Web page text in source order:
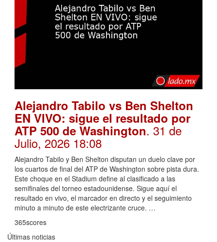
Alejandro Tabilo vs Ben Shelton
EN VIVO: sigue el resultado por
ATP 500 de Washington. 31 de
Julio, 2026 18:08
Alejandro Tabilo y Ben Shelton disputan un duelo clave por
los cuartos de final del ATP de Washington sobre pista dura.
Este choque en el Stadium define al clasificado a las
semifinales del torneo estadounidense. Sigue aquí el
resultado en vivo, el marcador en directo y el seguimiento
minuto a minuto de este electrizante cruce. …
365scores
Últimas noticias